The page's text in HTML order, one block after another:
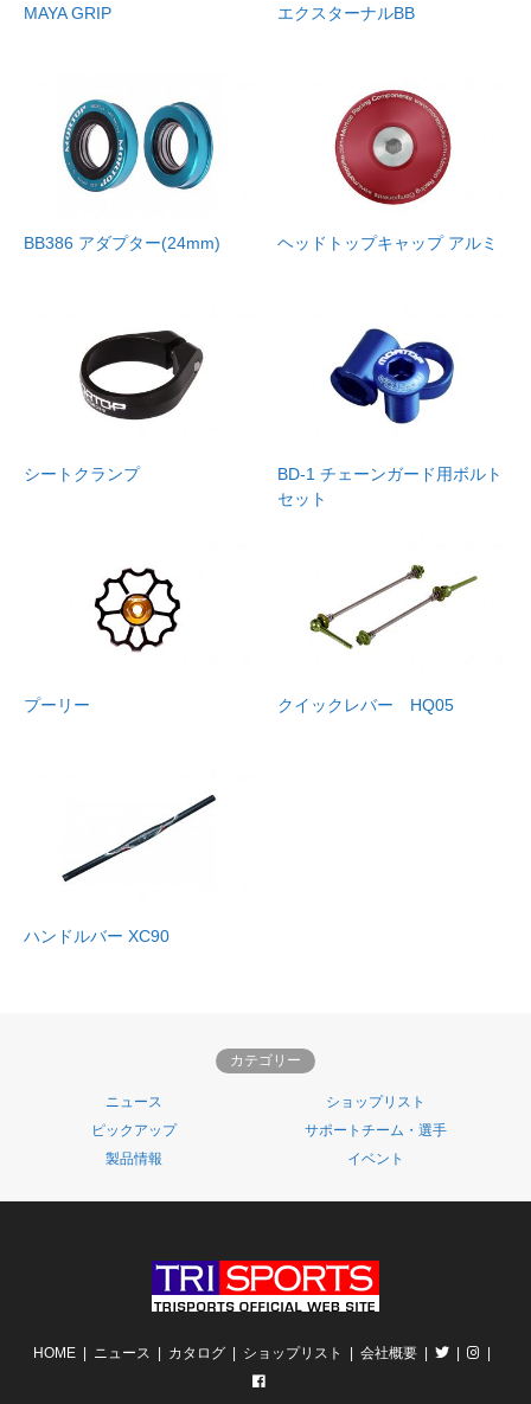
MAYA GRIP エクスターナルBB
BB386 アダプター(24mm) ヘッドトップキャップ アルミ
シートクランプ
BD-1 チェーンガード用ボルト
セット
プーリー クイックレバー HQ05
ハンドルバー XC90
カテゴリー
ニュース
ショップリスト
ピックアップ
サポートチーム・選手
製品情報
イベント
HOME ニュース カタログ ショップリスト 会社概要